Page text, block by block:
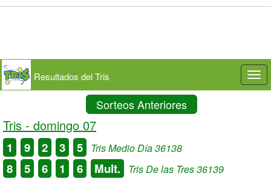
Resultados del Tris
Sorteos Anteriores
Tris - domingo 07
1 9 2 3 5 Tris Medio Día 36138
8 5 6 1 6 Mult. Tris De las Tres 36139